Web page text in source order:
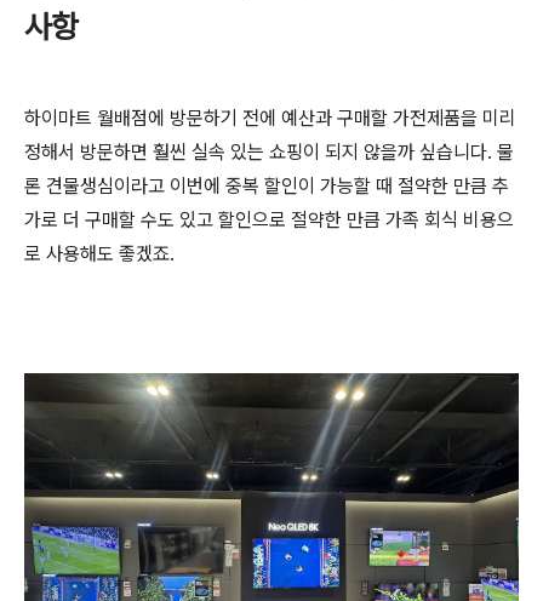
사항
하이마트 월배점에 방문하기 전에 예산과 구매할 가전제품을 미리
정해서 방문하면 훨씬 실속 있는 쇼핑이 되지 않을까 싶습니다. 물
론 견물생심이라고 이번에 중복 할인이 가능할 때 절약한 만큼 추
가로 더 구매할 수도 있고 할인으로 절약한 만큼 가족 회식 비용으
로 사용해도 좋겠죠.